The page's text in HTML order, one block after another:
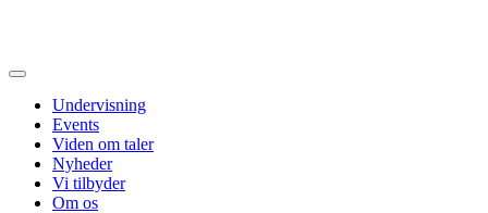
Undervisning
Events
Viden om taler
Nyheder
Vi tilbyder
Om os